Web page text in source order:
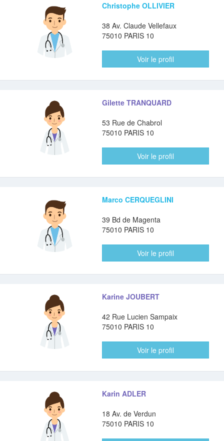
Christophe OLLIVIER
38 Av. Claude Vellefaux
75010 PARIS 10
Voir le profil
Gilette TRANQUARD
53 Rue de Chabrol
75010 PARIS 10
Voir le profil
Marco CERQUEGLINI
39 Bd de Magenta
75010 PARIS 10
Voir le profil
Karine JOUBERT
42 Rue Lucien Sampaix
75010 PARIS 10
Voir le profil
Karin ADLER
18 Av. de Verdun
75010 PARIS 10